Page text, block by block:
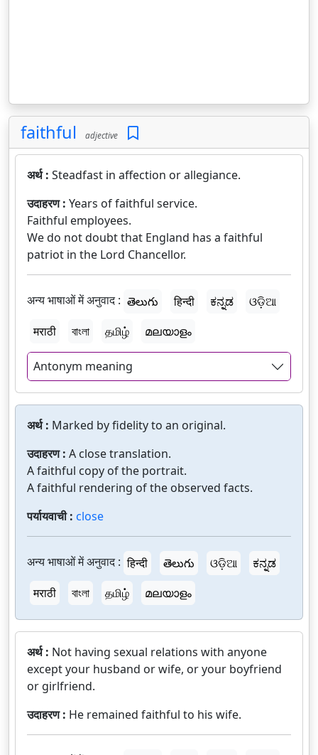
faithful adjective
अर्थ : Steadfast in affection or allegiance.
उदाहरण : Years of faithful service.
Faithful employees.
We do not doubt that England has a faithful
patriot in the Lord Chancellor.
अन्य भाषाओं में अनुवाद : తెలుగు हिन्दी ಕನ್ನಡ
ଓଡ଼ିଆ
मराठी
বাংলা தமிழ் മലയാളം
Antonym meaning
अर्थ : Marked by fidelity to an original.
उदाहरण : A close translation.
A faithful copy of the portrait.
A faithful rendering of the observed facts.
पर्यायवाची : close
अन्य भाषाओं में अनुवाद : हिन्दी తెలుగు ଓଡ଼ିଆ
ಕನ್ನಡ
मराठी
বাংলা தமிழ் മലയാളം
अर्थ : Not having sexual relations with anyone
except your husband or wife, or your boyfriend
or girlfriend.
उदाहरण : He remained faithful to his wife.